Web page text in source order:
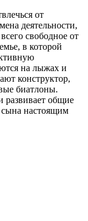
от
деятельности,
свободное от
в которой
на лыжах и
конструктор,
биатлоны.
развивает общие
сына настоящим